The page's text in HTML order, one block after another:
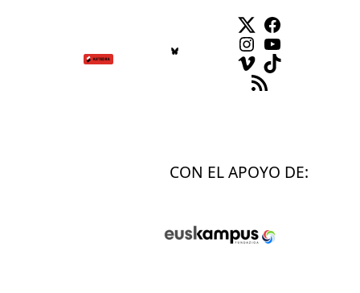
TwitterFacebook
Instagram
YouTube
VimeoTikTok
Feed RSS
CON EL APOYO DE: